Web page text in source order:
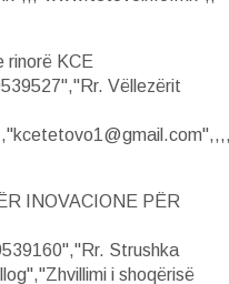
rinorë KCE
Vëllezërit
INOVACIONE PËR
Strushka
i shoqërisë